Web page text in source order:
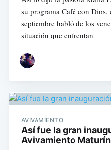
su programa Café con Dios,
septiembre habló de los
situación que enfrentan
AVIVAMIENTO
Así fue la gran
Avivamiento Maturín